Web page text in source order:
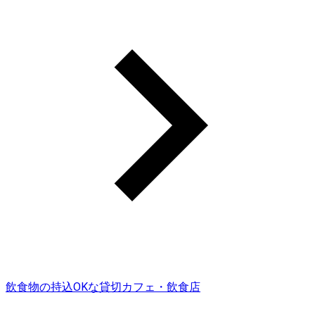
飲食物の持込OKな貸切カフェ・飲食店